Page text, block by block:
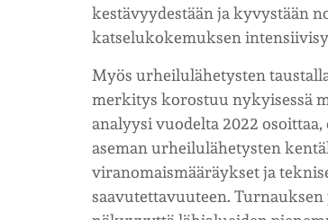
kestävyydestään ja kyvystään
katselukokemuksen
Myös urheilulähetysten
merkitys korostuu nykyisessä
analyysi vuodelta 2022
aseman urheilulähetysten
viranomaismääräykset ja
saavutettavuuteen.